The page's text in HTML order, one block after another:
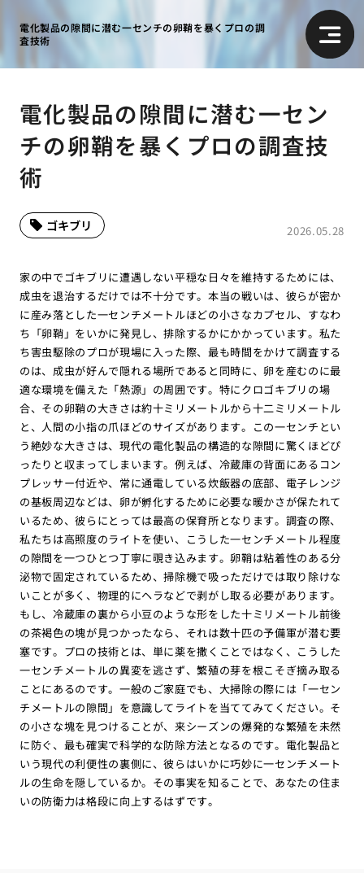
電化製品の隙間に潜む一センチの卵鞘を暴くプロの調
査技術
電化製品の隙間に潜む一セン
チの卵鞘を暴くプロの調査技
術
2026.05.28
ゴキブリ
家の中でゴキブリに遭遇しない平穏な日々を維持するためには、
成虫を退治するだけでは不十分です。本当の戦いは、彼らが密か
に産み落とした一センチメートルほどの小さなカプセル、すなわ
ち「卵鞘」をいかに発見し、排除するかにかかっています。私た
ち害虫駆除のプロが現場に入った際、最も時間をかけて調査する
のは、成虫が好んで隠れる場所であると同時に、卵を産むのに最
適な環境を備えた「熱源」の周囲です。特にクロゴキブリの場
合、その卵鞘の大きさは約十ミリメートルから十二ミリメートル
と、人間の小指の爪ほどのサイズがあります。この一センチとい
う絶妙な大きさは、現代の電化製品の構造的な隙間に驚くほどぴ
ったりと収まってしまいます。例えば、冷蔵庫の背面にあるコン
プレッサー付近や、常に通電している炊飯器の底部、電子レンジ
の基板周辺などは、卵が孵化するために必要な暖かさが保たれて
いるため、彼らにとっては最高の保育所となります。調査の際、
私たちは高照度のライトを使い、こうした一センチメートル程度
の隙間を一つひとつ丁寧に覗き込みます。卵鞘は粘着性のある分
泌物で固定されているため、掃除機で吸っただけでは取り除けな
いことが多く、物理的にヘラなどで剥がし取る必要があります。
もし、冷蔵庫の裏から小豆のような形をした十ミリメートル前後
の茶褐色の塊が見つかったなら、それは数十匹の予備軍が潜む要
塞です。プロの技術とは、単に薬を撒くことではなく、こうした
一センチメートルの異変を逃さず、繁殖の芽を根こそぎ摘み取る
ことにあるのです。一般のご家庭でも、大掃除の際には「一セン
チメートルの隙間」を意識してライトを当ててみてください。そ
の小さな塊を見つけることが、来シーズンの爆発的な繁殖を未然
に防ぐ、最も確実で科学的な防除方法となるのです。電化製品と
いう現代の利便性の裏側に、彼らはいかに巧妙に一センチメート
ルの生命を隠しているか。その事実を知ることで、あなたの住ま
いの防衛力は格段に向上するはずです。